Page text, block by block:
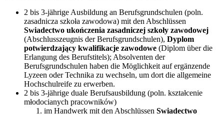
2 bis 3-jährige Ausbildung an Berufsgrundschulen (poln.
zasadnicza szkoła zawodowa) mit den Abschlüssen
Swiadectwo ukończenia zasadniczej szkoły zawodowej
(Abschlusszeugnis der Berufsgrundschulen), Dyplom
potwierdzający kwalifikacje zawodowe (Diplom über die
Erlangung des Berufstitels); Absolventen der
Berufsgrundschulen haben die Möglichkeit auf ergänzende
Lyzeen oder Technika zu wechseln, um dort die allgemeine
Hochschulreife zu erwerben.
2 bis 3-jährige duale Berufsausbildung (poln. kształcenie
młodocianych pracowników)
im Handwerk mit den Abschlüssen Swiadectwo